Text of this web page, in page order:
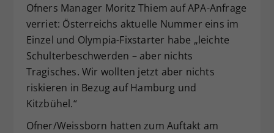
Ofners Manager Moritz Thiem auf APA-Anfrage
verriet: Österreichs aktuelle Nummer eins im
Einzel und Olympia-Fixstarter habe „leichte
Schulterbeschwerden – aber nichts
Tragisches. Wir wollten jetzt aber nichts
riskieren in Bezug auf Hamburg und
Kitzbühel.“
Ofner/Weissborn hatten zum Auftakt am